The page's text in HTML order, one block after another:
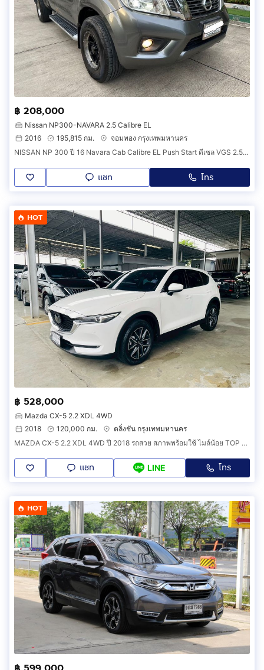
฿ 208,000
Nissan NP300-NAVARA 2.5 Calibre EL
2016
195,815 กม.
จอมทอง กรุงเทพมหานคร
NISSAN NP 300 ปี 16 Navara Cab Calibre EL Push Start ดีเซล VGS 2.5 cc TURBO MT 6 เกียร์ MAX LENSO 16 ยาง Michlien ปี 25 ไม่มีชนน็อตไม่มีขยับ
แชท โทร
HOT
฿ 528,000
Mazda CX-5 2.2 XDL 4WD
2018
120,000 กม.
ตลิ่งชัน กรุงเทพมหานคร
MAZDA CX-5 2.2 XDL 4WD ปี 2018 รถสวย สภาพพร้อมใช้ ไมล์น้อย TOP สุด รับประกันตัวถังสวย
แชท LINE โทร
HOT